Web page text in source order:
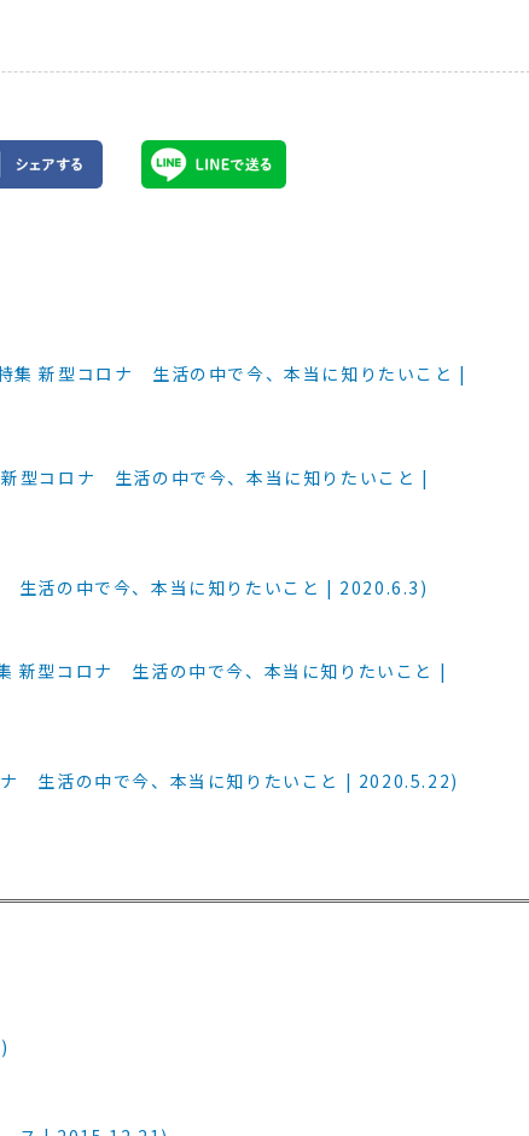
集 新型コロナ 生活の中で今、本当に知りたいこと |
型コロナ 生活の中で今、本当に知りたいこと |
生活の中で今、本当に知りたいこと | 2020.6.3)
新型コロナ 生活の中で今、本当に知りたいこと |
生活の中で今、本当に知りたいこと | 2020.5.22)